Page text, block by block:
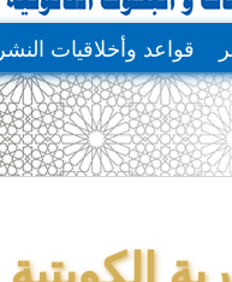
قواعد وأخلاقيات النشر